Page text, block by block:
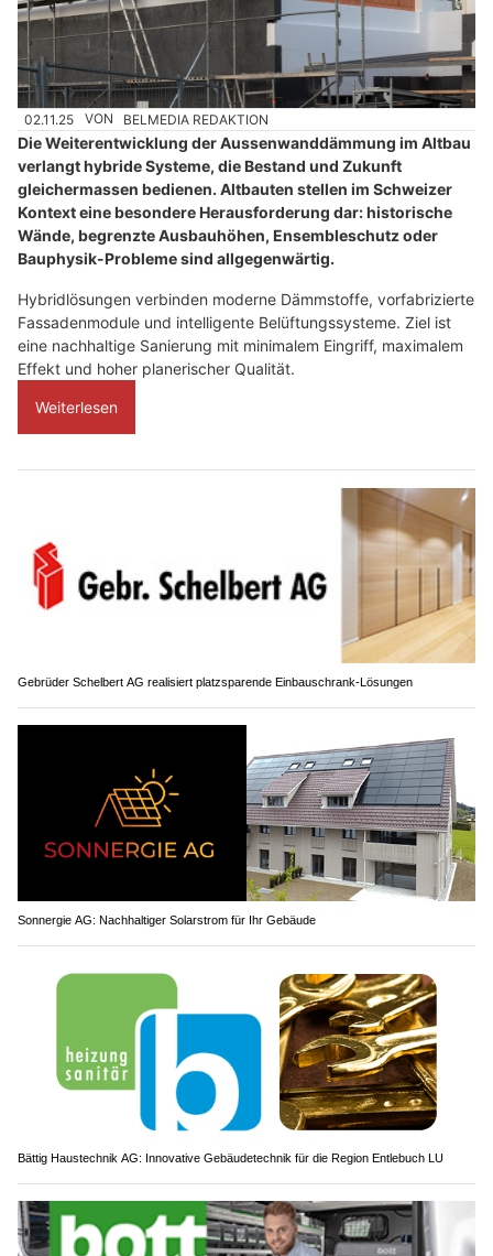
02.11.25 VON BELMEDIA REDAKTION
Die Weiterentwicklung der Aussenwanddämmung im Altbau
verlangt hybride Systeme, die Bestand und Zukunft
gleichermassen bedienen. Altbauten stellen im Schweizer
Kontext eine besondere Herausforderung dar: historische
Wände, begrenzte Ausbauhöhen, Ensembleschutz oder
Bauphysik-Probleme sind allgegenwärtig.
Hybridlösungen verbinden moderne Dämmstoffe, vorfabrizierte
Fassadenmodule und intelligente Belüftungssysteme. Ziel ist
eine nachhaltige Sanierung mit minimalem Eingriff, maximalem
Effekt und hoher planerischer Qualität.
Weiterlesen
Gebrüder Schelbert AG realisiert platzsparende Einbauschrank-Lösungen
Sonnergie AG: Nachhaltiger Solarstrom für Ihr Gebäude
Bättig Haustechnik AG: Innovative Gebäudetechnik für die Region Entlebuch LU